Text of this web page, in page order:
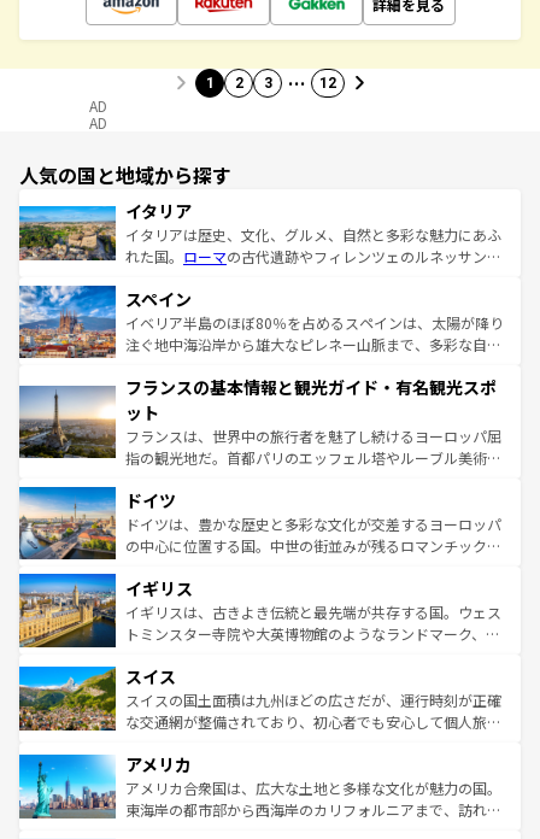
1 2 3 … 12
AD
AD
人気の国と地域から探す
イタリア
イタリアは歴史、文化、グルメ、自然と多彩な魅力にあふ
れた国。 ローマの古代遺跡やフィレンツェのルネッサンス
ろん、トスカーナの美しい田園風景やアマルフィ海岸の絶
景など、自然景観も見逃せない。観光の合間には、本場の
ピザやパスタなど、絶品のイタリア料理を堪能することも
ませてくれるイタリアで、忘れられない旅をしてみよう！
なお、新着のイタリア情報は
しい。
スペイン
イベリア半島のほぼ80％を占めるスペインは、太陽が降り
注ぐ地中海沿岸から雄大なピレネー山脈まで、多彩な自然
文化が根付くこの国では、情熱的なフラメンコ、熱気あふ
れる闘牛、そして美味しいタパスが生活の一部となってい
る。首都マドリードの洗練された雰囲気や、バルセロナの
アートに溢れた街角から、地方では古代ローマ遺跡や中世
せる。地方によって風土や気候が異なるスペインはその個
性で訪れる人を魅了する。 なお、新着のスペイン情報は コ
ンテンツ一覧を参照してほしい。
フランスの基本情報と観光ガイド・有名観光スポ
ット
フランスは、世界中の旅行者を魅了し続けるヨーロッパ屈
指の観光地だ。首都パリのエッフェル塔やルーブル美術館
で、幅広い魅力が詰まっている。華麗な宮殿、歴史的な大
聖堂、美しいビーチ、そして豊かな自然が、訪れる者を心
から魅了する。また、フランスは美食の国としても知ら
いる。シャンパンの発祥地であるランス、プロヴァンスの
香り高いラベンダー畑など、多彩な楽しみ方が可能だ。さ
らに、パリ以外の地域にも魅力が溢れており、どの街角に
れる地方に足を運ぶとそれぞれで全く異なる文化を体験で
きるだろう。 なお、新着のフランス情報はコンテンツ一覧
を参照してほしい。
ドイツ
ドイツは、豊かな歴史と多彩な文化が交差するヨーロッパ
の中心に位置する国。中世の街並みが残るロマンチック街
顔を持つこの国は、どこを歩いても飽きることがない。ベ
ルリンの文化的活気、バイエルン州のアルプスの絶景、そ
してライン川沿いのワイン畑といった風景は必見。ビール
は、お酒好きな人にはぜひ体験してほしい。 なお、新着の
ドイツ情報はコンテンツ一覧を参照してほしい。
イギリス
イギリスは、古きよき伝統と最先端が共存する国。ウェス
トミンスター寺院や大英博物館のようなランドマーク、歴
リアごとに異なる魅力がある。また、優雅なアフタヌーン
ティー、ビール好きにはたまらない英国パブ、サッカー観
戦など、本場だからこそできる体験も豊富。イギリスを旅
ンツ一覧を参照してほしい。
スイス
スイスの国土面積は九州ほどの広さだが、運行時刻が正確
な交通網が整備されており、初心者でも安心して個人旅行
の建物がそのまま残る町や、スイスならではのユニークな
博物館もあり、アルプス観光だけでなく町歩きも満喫する
ことができる。国民の所得が高いため物価も高いが、旅行
アメリカ
アメリカ合衆国は、広大な土地と多様な文化が魅力の国。
東海岸の都市部から西海岸のカリフォルニアまで、訪れる